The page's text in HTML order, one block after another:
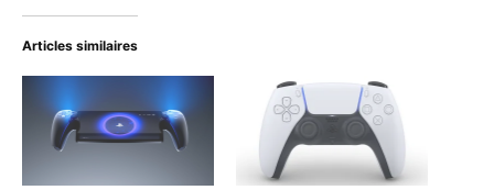
Articles similaires